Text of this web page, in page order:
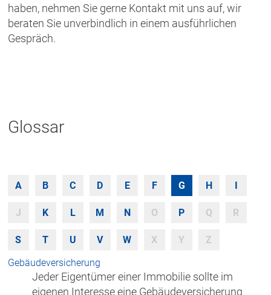
haben, nehmen Sie gerne Kontakt mit uns auf, wir
beraten Sie unverbindlich in einem ausführlichen
Gespräch.
Glossar
A B C D E F G H I
J K L M N O P Q R
S T U V W X Y
Z
Gebäudeversicherung
Jeder Eigentümer einer Immobilie sollte im
eigenen Interesse eine Gebäudeversicherung